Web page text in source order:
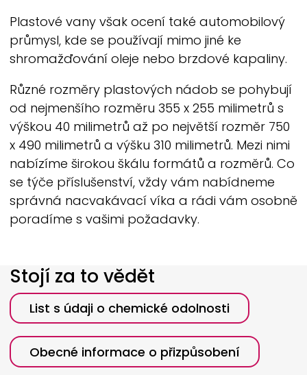
Plastové vany však ocení také automobilový
průmysl, kde se používají mimo jiné ke
shromažďování oleje nebo brzdové kapaliny.
Různé rozměry plastových nádob se pohybují
od nejmenšího rozměru 355 x 255 milimetrů s
výškou 40 milimetrů až po největší rozměr 750
x 490 milimetrů a výšku 310 milimetrů. Mezi nimi
nabízíme širokou škálu formátů a rozměrů. Co
se týče příslušenství, vždy vám nabídneme
správná nacvakávací víka a rádi vám osobně
poradíme s vašimi požadavky.
Stojí za to vědět
List s údaji o chemické odolnosti
Obecné informace o přizpůsobení